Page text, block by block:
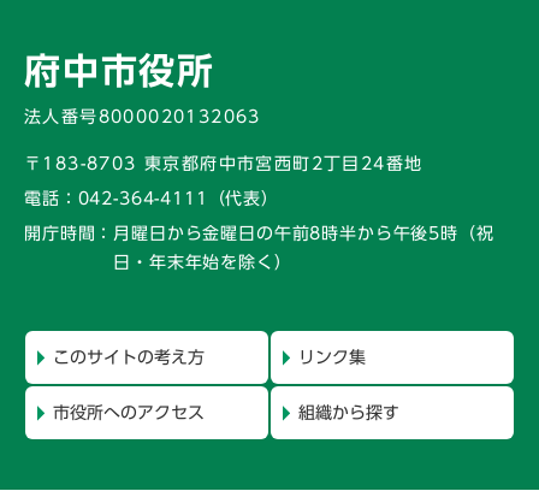
府中市役所
法人番号8000020132063
〒183-8703 東京都府中市宮西町2丁目24番地
電話： 042-364-4111（代表）
開庁時間： 月曜日から金曜日の午前8時半から午後5時 （祝
日・年末年始を除く）
このサイトの考え方 リンク集
市役所へのアクセス 組織から探す